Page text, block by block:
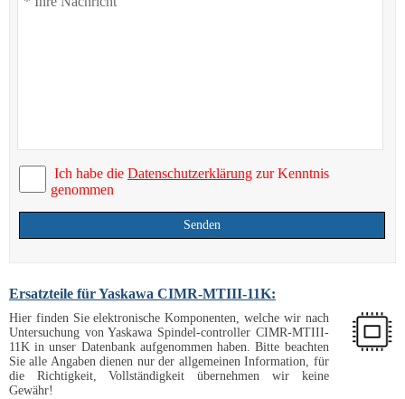
Ich habe die Datenschutzerklärung zur Kenntnis
genommen
Senden
Ersatzteile für Yaskawa CIMR-MTIII-11K:
Hier finden Sie elektronische Komponenten, welche wir nach
Untersuchung von Yaskawa Spindel-controller CIMR-MTIII-
11K in unser Datenbank aufgenommen haben. Bitte beachten
Sie alle Angaben dienen nur der allgemeinen Information, für
die Richtigkeit, Vollständigkeit übernehmen wir keine
Gewähr!